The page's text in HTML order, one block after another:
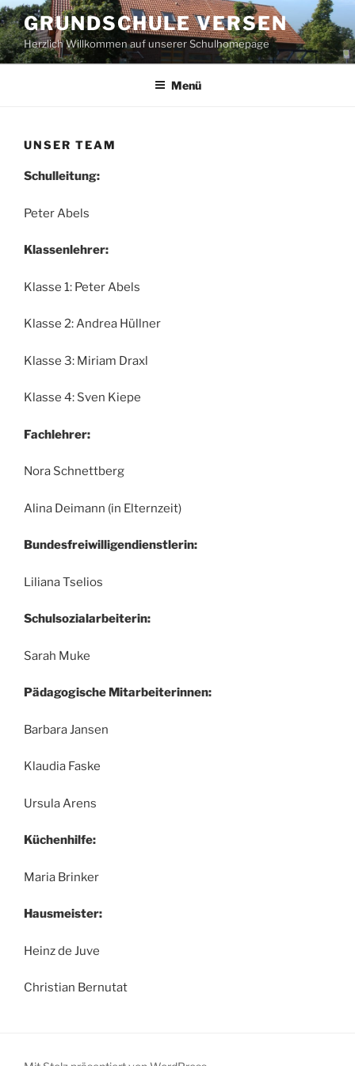
Zum
Inhalt
springen
GRUNDSCHULE VERSEN
Herzlich Willkommen auf unserer Schulhomepage
Menü
UNSER TEAM
Schulleitung:
Peter Abels
Klassenlehrer:
Klasse 1: Peter Abels
Klasse 2: Andrea Hüllner
Klasse 3: Miriam Draxl
Klasse 4: Sven Kiepe
Fachlehrer:
Nora Schnettberg
Alina Deimann (in Elternzeit)
Bundesfreiwilligendienstlerin:
Liliana Tselios
Schulsozialarbeiterin:
Sarah Muke
Pädagogische Mitarbeiterinnen:
Barbara Jansen
Klaudia Faske
Ursula Arens
Küchenhilfe:
Maria Brinker
Hausmeister:
Heinz de Juve
Christian Bernutat